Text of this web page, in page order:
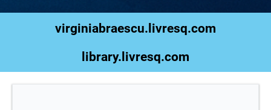
virginiabraescu.livresq.com
library.livresq.com